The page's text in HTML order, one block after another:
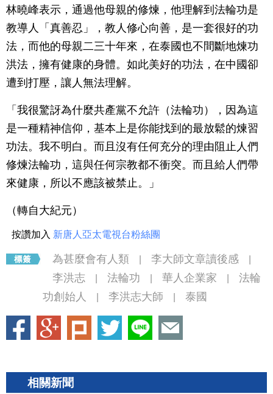
林曉峰表示，通過他母親的修煉，他理解到法輪功是
教導人「真善忍」，教人修心向善，是一套很好的功
法，而他的母親二三十年來，在泰國也不間斷地煉功
洪法，擁有健康的身體。如此美好的功法，在中國卻
遭到打壓，讓人無法理解。
「我很驚訝為什麼共產黨不允許（法輪功），因為這
是一種精神信仰，基本上是你能找到的最放鬆的煉習
功法。我不明白。而且沒有任何充分的理由阻止人們
修煉法輪功，這與任何宗教都不衝突。而且給人們帶
來健康，所以不應該被禁止。」
（轉自大紀元）
按讚加入 新唐人亞太電視台粉絲團
為甚麼會有人類 李大師文章讀後感
李洪志 法輪功 華人企業家
法輪
功創始人
李洪志大師 泰國
相關新聞